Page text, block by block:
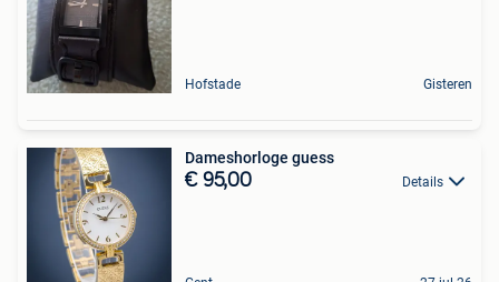
Hofstade Gisteren
Dameshorloge guess
€ 95,00 Details